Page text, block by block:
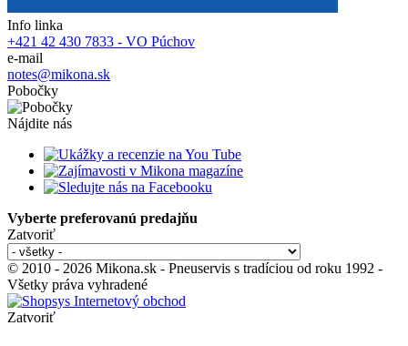
Info linka
+421 42 430 7833 - VO Púchov
e-mail
notes@mikona.sk
Pobočky
Nájdite nás
Vyberte preferovanú predajňu
Zatvoriť
© 2010 - 2026 Mikona.sk - Pneuservis s tradíciou od roku 1992 -
Všetky práva vyhradené
Zatvoriť